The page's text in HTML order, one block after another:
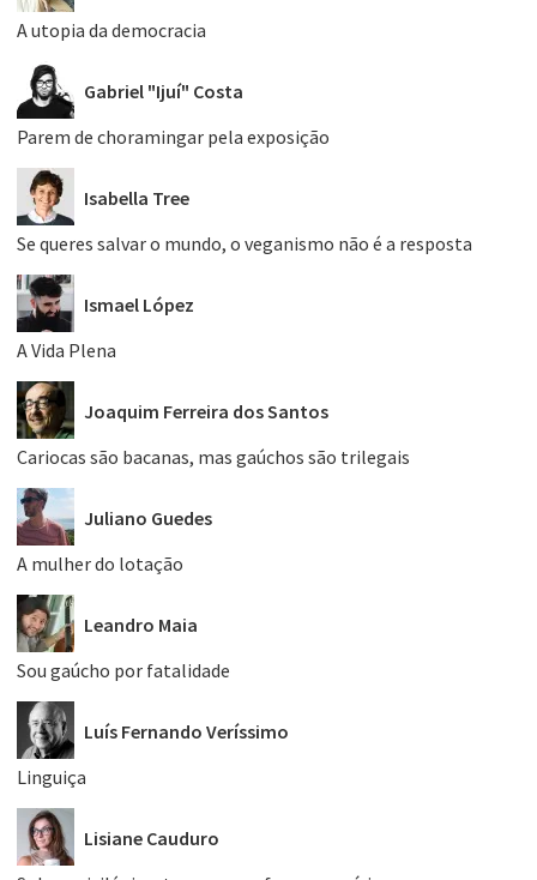
A utopia da democracia
Gabriel "Ijuí" Costa
Parem de choramingar pela exposição
Isabella Tree
Se queres salvar o mundo, o veganismo não é a resposta
Ismael López
A Vida Plena
Joaquim Ferreira dos Santos
Cariocas são bacanas, mas gaúchos são trilegais
Juliano Guedes
A mulher do lotação
Leandro Maia
Sou gaúcho por fatalidade
Luís Fernando Veríssimo
Linguiça
Lisiane Cauduro